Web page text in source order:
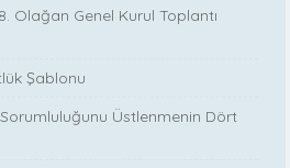
Olağan Genel Kurul Toplantı
Şablonu
Üstlenmenin Dört